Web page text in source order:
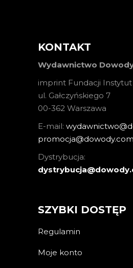
KONTAKT
Wydawnictwo
imprint Fundacji
ul. Gałczyńskiego 7
00-362 Warszawa
E-mail:
promocja@dowody.com
Dystrybucja:
SZYBKI DOSTĘP
Regulamin
Moje konto